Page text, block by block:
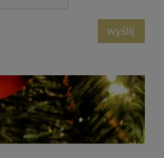
wyślij